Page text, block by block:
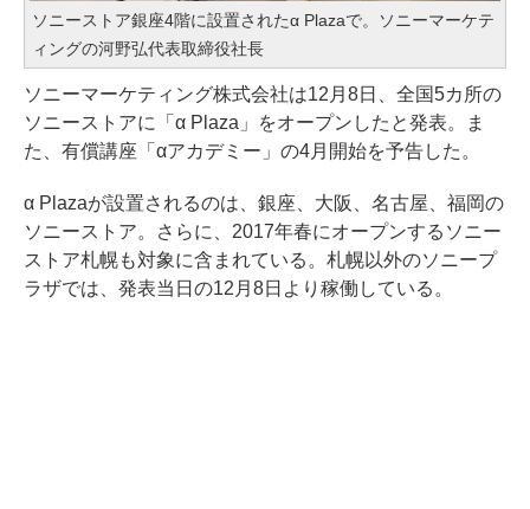
ソニーストア銀座4階に設置されたα Plazaで。ソニーマーケテ
ィングの河野弘代表取締役社長
ソニーマーケティング株式会社は12月8日、全国5カ所の
ソニーストアに「α Plaza」をオープンしたと発表。ま
た、有償講座「αアカデミー」の4月開始を予告した。
α Plazaが設置されるのは、銀座、大阪、名古屋、福岡の
ソニーストア。さらに、2017年春にオープンするソニー
ストア札幌も対象に含まれている。札幌以外のソニープ
ラザでは、発表当日の12月8日より稼働している。